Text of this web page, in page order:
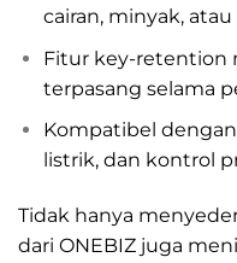
cairan, minyak,
Fitur key-retention
terpasang selama
Kompatibel
listrik, dan kontrol
Tidak hanya
dari ONEBIZ juga